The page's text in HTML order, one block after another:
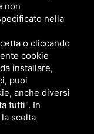
fiscale 03472740376
€. 120.000 int. versati -
v3,
non
nella
o cliccando
cookie
installare,
puoi
anche diversi
tutti". In
scelta